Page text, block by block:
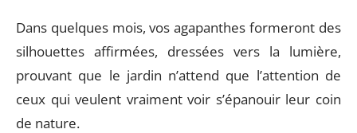
Dans quelques mois, vos agapanthes formeront des
silhouettes affirmées, dressées vers la lumière,
prouvant que le jardin n’attend que l’attention de
ceux qui veulent vraiment voir s’épanouir leur coin
de nature.